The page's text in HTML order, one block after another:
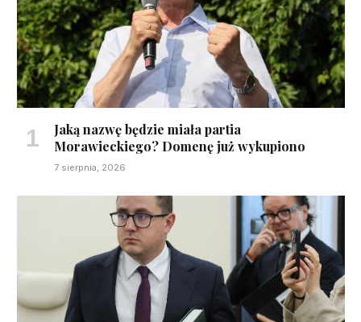
Jaką nazwę będzie miała partia
Morawieckiego? Domenę już wykupiono
7 sierpnia, 2026